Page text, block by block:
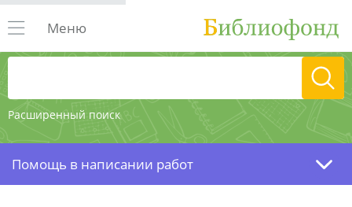
Расширенный поиск
Меню
Помощь в написании работ